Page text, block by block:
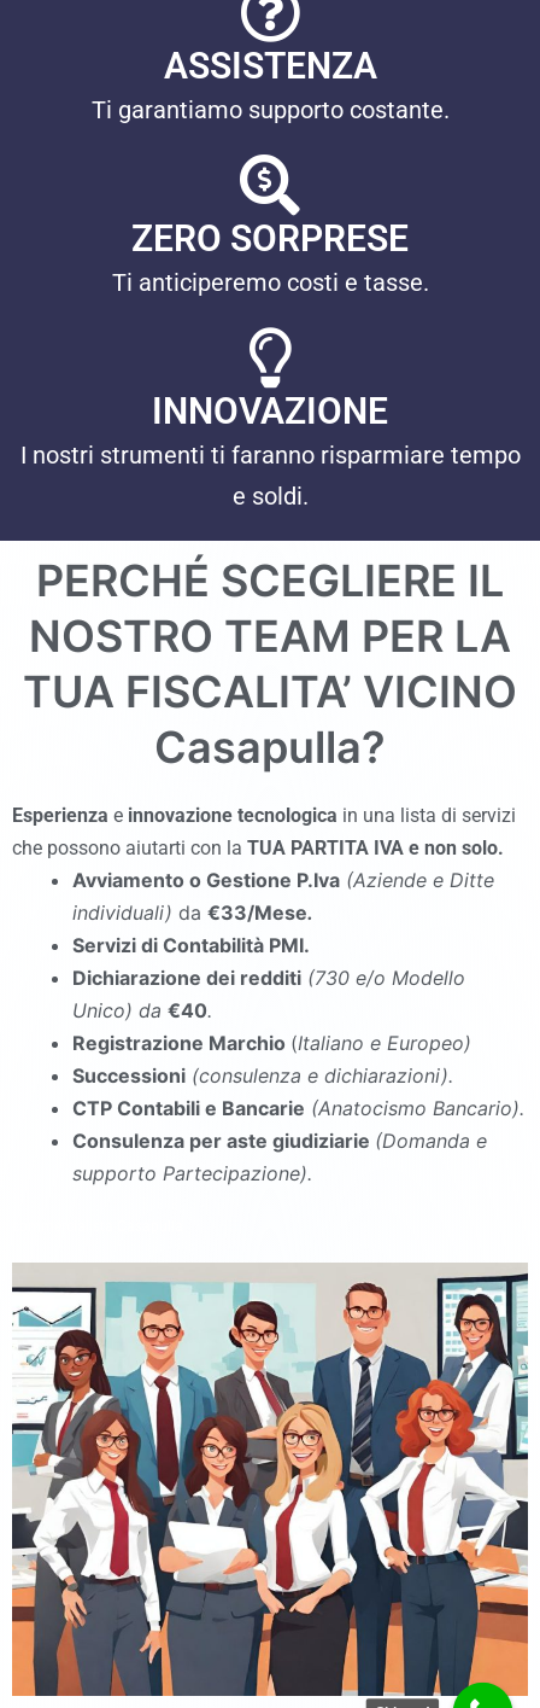
ASSISTENZA
Ti garantiamo supporto costante.
ZERO SORPRESE
Ti anticiperemo costi e tasse.
INNOVAZIONE
I nostri strumenti ti faranno risparmiare tempo
e soldi.
PERCHÉ SCEGLIERE IL
NOSTRO TEAM PER LA
TUA FISCALITA’ VICINO
Casapulla?
Esperienza e innovazione tecnologica in una lista di servizi
che possono aiutarti con la TUA PARTITA IVA e non solo.
Avviamento o Gestione P.Iva (Aziende e Ditte
individuali) da €33/Mese.
Servizi di Contabilità PMI.
Dichiarazione dei redditi (730 e/o Modello
Unico) da €40.
Registrazione Marchio (Italiano e Europeo)
Successioni (consulenza e dichiarazioni).
CTP Contabili e Bancarie (Anatocismo Bancario).
Consulenza per aste giudiziarie (Domanda e
supporto Partecipazione).